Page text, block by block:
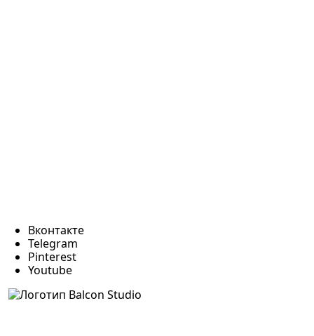
Вконтакте
Telegram
Pinterest
Youtube